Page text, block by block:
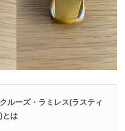
ルーズ・ラミレス(ラスティ
とは